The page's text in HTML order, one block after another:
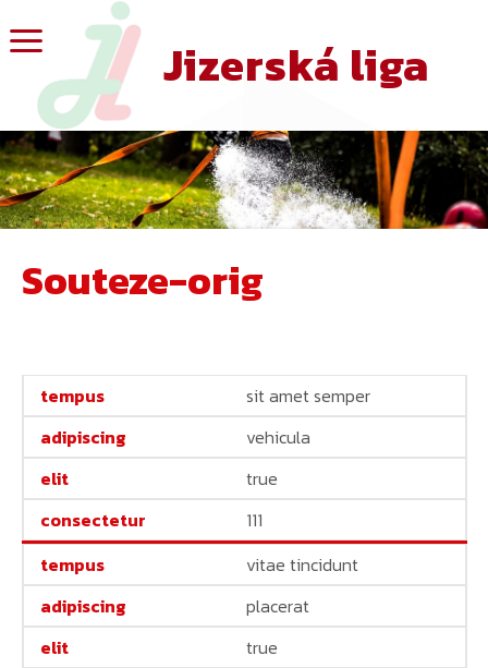
Jizerská liga
Souteze-orig
sit amet semper
vehicula
true
111
vitae tincidunt
placerat
true